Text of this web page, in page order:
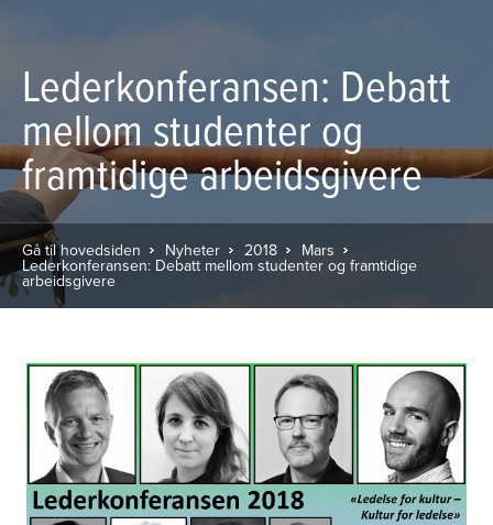
Lederkonferansen: Debatt
mellom studenter og
framtidige arbeidsgivere
Gå til hovedsiden Nyheter 2018 Mars
Lederkonferansen: Debatt mellom studenter og framtidige
arbeidsgivere